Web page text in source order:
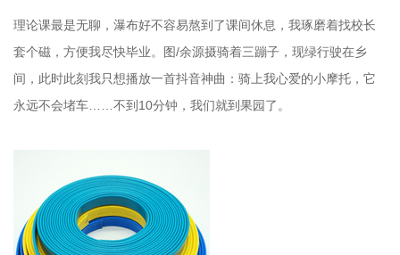
理论课最是无聊，瀑布好不容易熬到了课间休息，我琢磨着找校长
套个磁，方便我尽快毕业。图/余源摄骑着三蹦子，现绿行驶在乡
间，此时此刻我只想播放一首抖音神曲：骑上我心爱的小摩托，它
永远不会堵车……不到10分钟，我们就到果园了。